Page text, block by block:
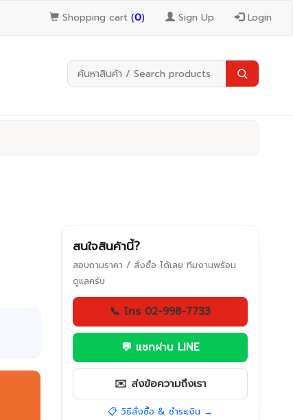
Shopping cart (0) Sign Up Login
สนใจสินค้านี้?
สอบถามราคา / สั่งซื้อ ได้เลย ทีมงานพร้อม
ดูแลครับ
📞 โทร 02-998-7733
💬 แชทผ่าน LINE
✉️ ส่งข้อความถึงเรา
📋 วิธีสั่งซื้อ & ชำระเงิน →